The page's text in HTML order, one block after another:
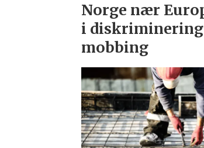
Norge nær
i
mobbing